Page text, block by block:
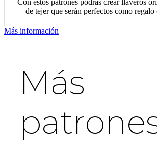
de tejer que serán perfectos como regalo
Más información
Más